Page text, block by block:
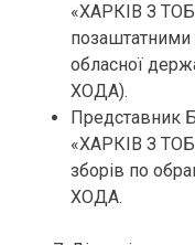
«ХАРКІВ З
позаштатними
обласної
ХОДА).
«ХАРКІВ З
зборів по
ХОДА.